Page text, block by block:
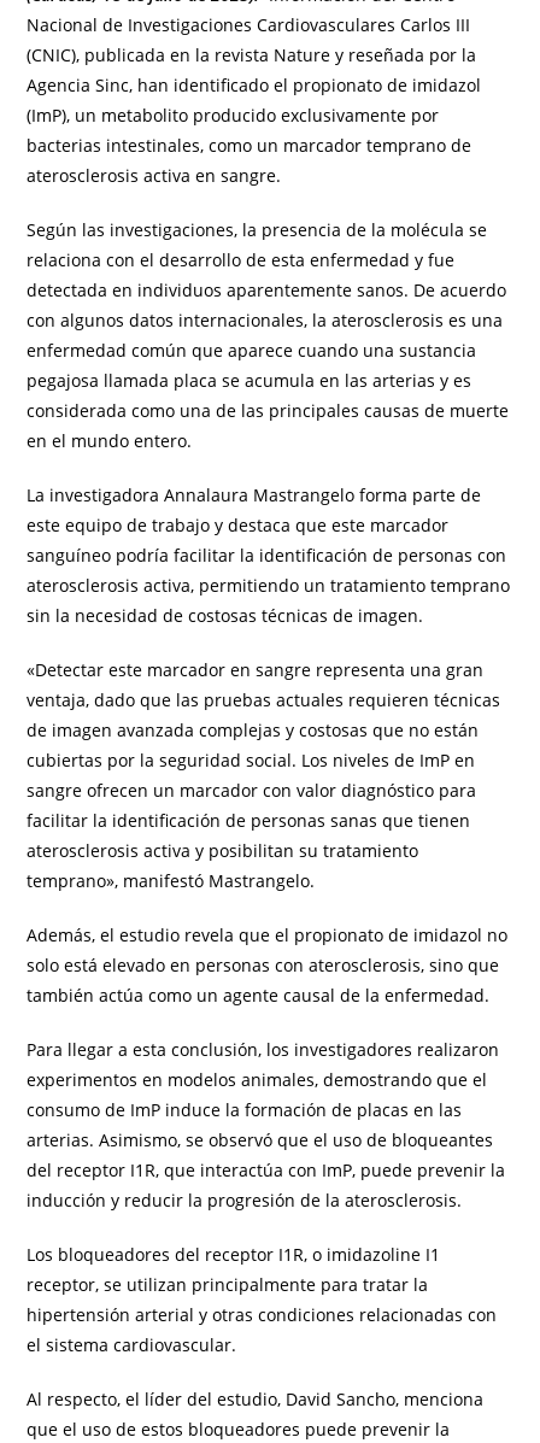
Nacional de Investigaciones Cardiovasculares Carlos III
(CNIC), publicada en la revista Nature y reseñada por la
Agencia Sinc, han identificado el propionato de imidazol
(ImP), un metabolito producido exclusivamente por
bacterias intestinales, como un marcador temprano de
aterosclerosis activa en sangre.
Según las investigaciones, la presencia de la molécula se
relaciona con el desarrollo de esta enfermedad y fue
detectada en individuos aparentemente sanos. De acuerdo
con algunos datos internacionales, la aterosclerosis es una
enfermedad común que aparece cuando una sustancia
pegajosa llamada placa se acumula en las arterias y es
considerada como una de las principales causas de muerte
en el mundo entero.
La investigadora Annalaura Mastrangelo forma parte de
este equipo de trabajo y destaca que este marcador
sanguíneo podría facilitar la identificación de personas con
aterosclerosis activa, permitiendo un tratamiento temprano
sin la necesidad de costosas técnicas de imagen.
«Detectar este marcador en sangre representa una gran
ventaja, dado que las pruebas actuales requieren técnicas
de imagen avanzada complejas y costosas que no están
cubiertas por la seguridad social. Los niveles de ImP en
sangre ofrecen un marcador con valor diagnóstico para
facilitar la identificación de personas sanas que tienen
aterosclerosis activa y posibilitan su tratamiento
temprano», manifestó Mastrangelo.
Además, el estudio revela que el propionato de imidazol no
solo está elevado en personas con aterosclerosis, sino que
también actúa como un agente causal de la enfermedad.
Para llegar a esta conclusión, los investigadores realizaron
experimentos en modelos animales, demostrando que el
consumo de ImP induce la formación de placas en las
arterias. Asimismo, se observó que el uso de bloqueantes
del receptor I1R, que interactúa con ImP, puede prevenir la
inducción y reducir la progresión de la aterosclerosis.
Los bloqueadores del receptor I1R, o imidazoline I1
receptor, se utilizan principalmente para tratar la
hipertensión arterial y otras condiciones relacionadas con
el sistema cardiovascular.
Al respecto, el líder del estudio, David Sancho, menciona
que el uso de estos bloqueadores puede prevenir la